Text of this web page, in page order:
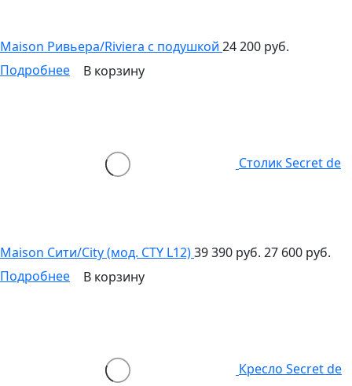
Maison Ривьера/Riviera с подушкой 24 200 руб.
Подробнее
В корзину
Столик Secret de
Maison Сити/City (мод. CTY L12)39 390 руб. 27 600 руб.
Подробнее
В корзину
Кресло Secret de